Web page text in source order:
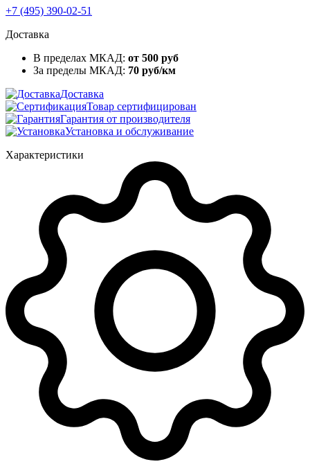
+7 (495) 390-02-51
Доставка
В пределах МКАД: от 500 руб
За пределы МКАД: 70 руб/км
Доставка
Товар сертифицирован
Гарантия от производителя
Установка и обслуживание
Характеристики